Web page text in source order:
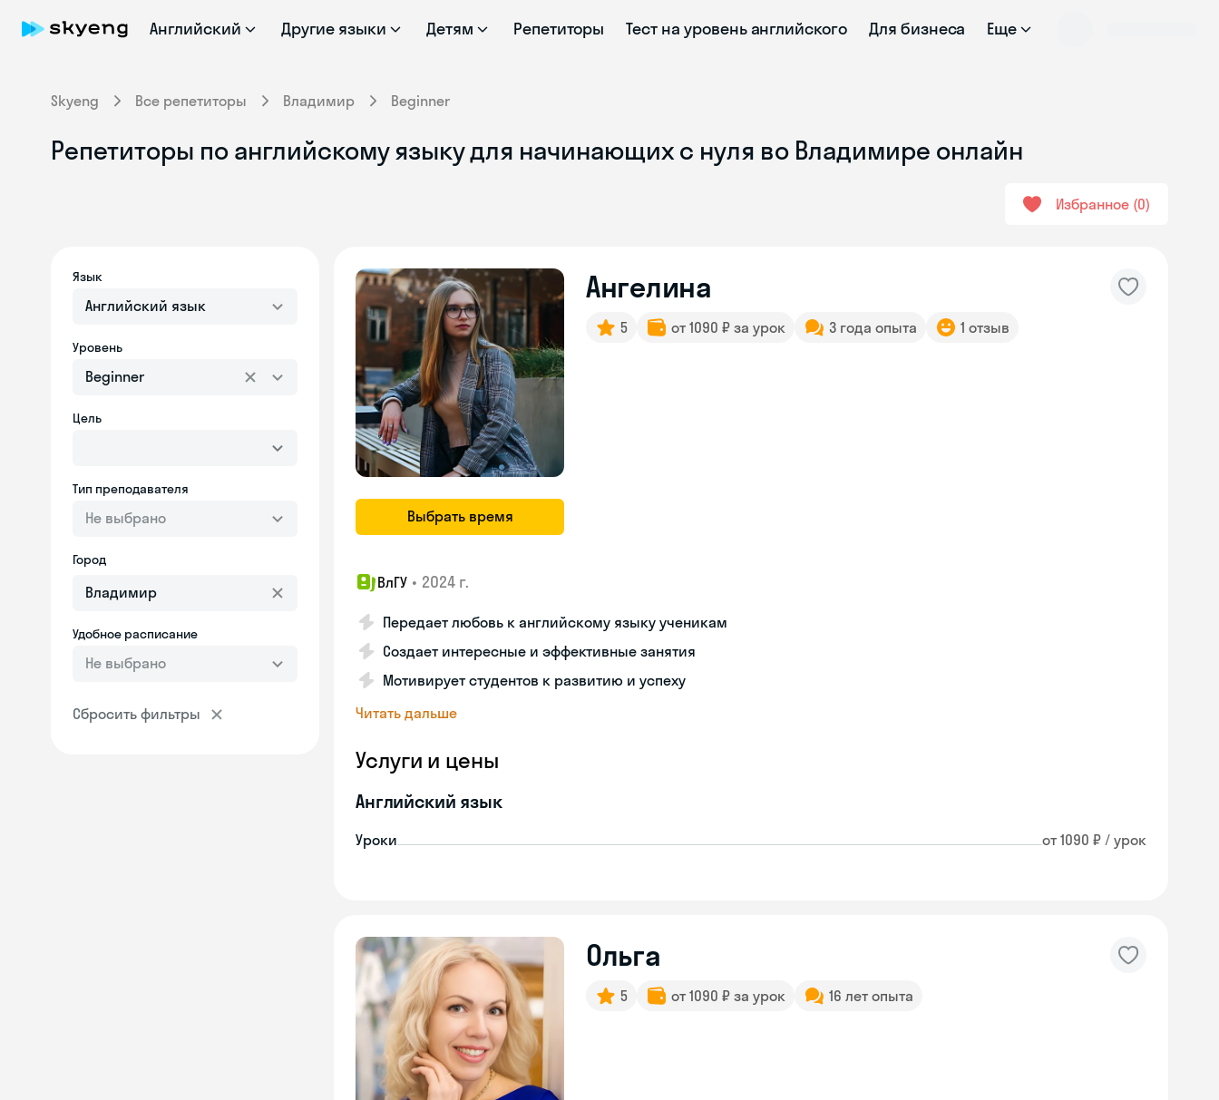
Английский Другие языки Детям Репетиторы Тест на уровень английского Для бизнеса Еще
Skyeng Все репетиторы Владимир Beginner
Репетиторы по английскому языку для начинающих с нуля во Владимире онлайн
Избранное 0
Язык
Английский язык
Уровень
Beginner
Цель
Тип преподавателя
Не выбрано
Город
Удобное расписание
Не выбрано
Сбросить фильтры
Выбрать время
Ангелина
5 от 1090 ₽ за урок 3 года опыта 1 отзыв
ВлГУ • 2024 г.
Передает любовь к английскому языку ученикам
Создает интересные и эффективные занятия
Мотивирует студентов к развитию и успеху
Читать дальше
Услуги и цены
Английский язык
Уроки от 1090 ₽ / урок
Ольга
5 от 1090 ₽ за урок 16 лет опыта